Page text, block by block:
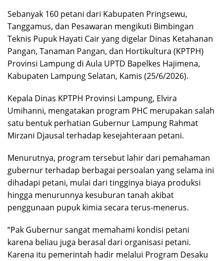
Sebanyak 160 petani dari Kabupaten Pringsewu,
Tanggamus, dan Pesawaran mengikuti Bimbingan
Teknis Pupuk Hayati Cair yang digelar Dinas Ketahanan
Pangan, Tanaman Pangan, dan Hortikultura (KPTPH)
Provinsi Lampung di Aula UPTD Bapelkes Hajimena,
Kabupaten Lampung Selatan, Kamis (25/6/2026).
Kepala Dinas KPTPH Provinsi Lampung, Elvira
Umihanni, mengatakan program PHC merupakan salah
satu bentuk perhatian Gubernur Lampung Rahmat
Mirzani Djausal terhadap kesejahteraan petani.
Menurutnya, program tersebut lahir dari pemahaman
gubernur terhadap berbagai persoalan yang selama ini
dihadapi petani, mulai dari tingginya biaya produksi
hingga menurunnya kesuburan tanah akibat
penggunaan pupuk kimia secara terus-menerus.
“Pak Gubernur sangat memahami kondisi petani
karena beliau juga berasal dari organisasi petani.
Karena itu pemerintah hadir melalui Program Desaku